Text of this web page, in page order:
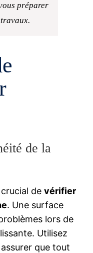
préparer
de la
de vérifier
. Une surface
lors de
Utilisez
que tout